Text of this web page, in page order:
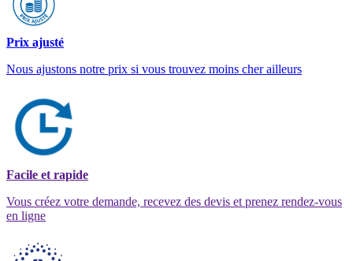
Prix ajusté
Nous ajustons notre prix si vous trouvez moins cher ailleurs
Facile et rapide
Vous créez votre demande, recevez des devis et prenez rendez-vous
en ligne